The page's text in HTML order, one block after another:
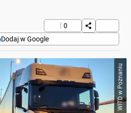
0
Dodaj w Google
WITD w Poznaniu